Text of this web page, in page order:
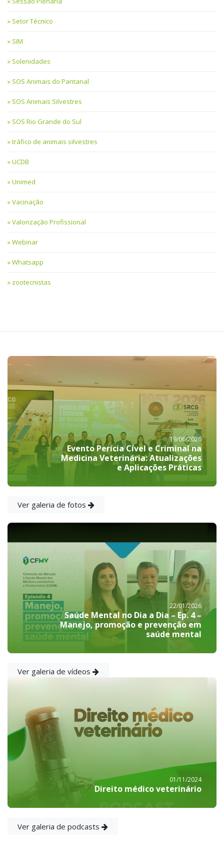
Setor Técnico
SIM
Solenidades
SOS Animais do Pantanal
SOS Animais Silvestres
SOS Rio Grande do Sul
tráfico de animais silvestres
UCDB
Unimed
Vacinação
Valorização Profissional
Webinar
Whatsapp
zootecnistas
19/06/2026
Evento Perícia Cível e Criminal na
Medicina Veterinária: Atualizações
e Aplicações Práticas
Ver galeria de fotos
22/01/2026
Saúde Mental no Dia a Dia – Ep. 4 –
Manejo, promoção e prevenção em
saúde mental
Ver galeria de vídeos
01/11/2024
Direito médico veterinário
Ver galeria de podcasts